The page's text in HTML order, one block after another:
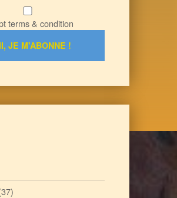
terms & condition